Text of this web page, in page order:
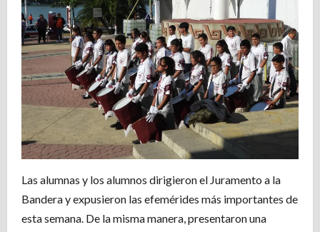
Las alumnas y los alumnos dirigieron el Juramento a la
Bandera y expusieron las efemérides más importantes de
esta semana. De la misma manera, presentaron una